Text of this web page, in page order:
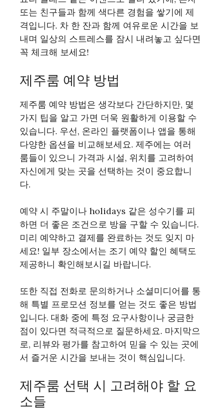
또는 친구들과 함께 색다른 경험을 쌓기에 제
격입니다. 차 한 잔과 함께 여유로운 시간을 보
내며 일상의 스트레스를 잠시 내려놓고 싶다면
꼭 체크해 보세요!
제주룸 예약 방법
제주룸 예약 방법은 생각보다 간단하지만, 몇
가지 팁을 알고 가면 더욱 원활하게 이용할 수
있습니다. 우선, 온라인 플랫폼이나 앱을 통해
다양한 옵션을 비교해보세요. 제주에는 여러
룸들이 있으니 가격과 시설, 위치를 고려하여
자신에게 맞는 곳을 선택하는 것이 중요합니
다.
예약 시 주말이나 holidays 같은 성수기를 피
하면 더 좋은 조건으로 방을 구할 수 있습니다.
미리 예약하고 결제를 완료하는 것도 잊지 마
세요! 일부 장소에서는 조기 예약 할인 혜택도
제공하니 확인해보시길 바랍니다.
또한 직접 전화로 문의하거나 소셜미디어를 통
해 특별 프로모션 정보를 얻는 것도 좋은 방법
입니다. 대화 중에 특정 요구사항이나 궁금한
점이 있다면 적극적으로 질문하세요. 마지막으
로, 리뷰와 평가를 참고하여 믿을 수 있는 곳에
서 즐거운 시간을 보내는 것이 핵심입니다.
제주룸 선택 시 고려해야 할 요
소들